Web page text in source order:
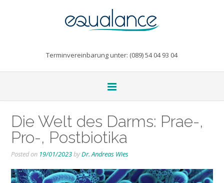
Terminvereinbarung unter: (089) 54 04 93 04
Die Welt des Darms: Prae-,
Pro-, Postbiotika
Posted on 19/01/2023byDr. Andreas Wies